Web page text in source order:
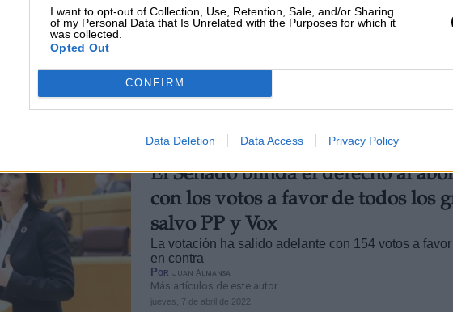
I want to opt-out of Collection, Use, Retention, Sale, and/or Sharing
of my Personal Data that Is Unrelated with the Purposes for which it
was collected.
Opted Out
CONFIRM
Data Deletion Data Access Privacy Policy
Del mismo modo que ocurrió en la votación para la
de una Comisión de investigación sobre los abusos
PorJuan Almansa
Más artículos de este autor
viernes, 4 de febrero de 2022
El Senado blinda el derecho al
con los votos a favor de todos los
salvo PP y Vox
La votación ha salido adelante con 154 votos a
en contra
Por Juan Almansa
Más artículos de este autor
jueves, 7 de abril de 2022